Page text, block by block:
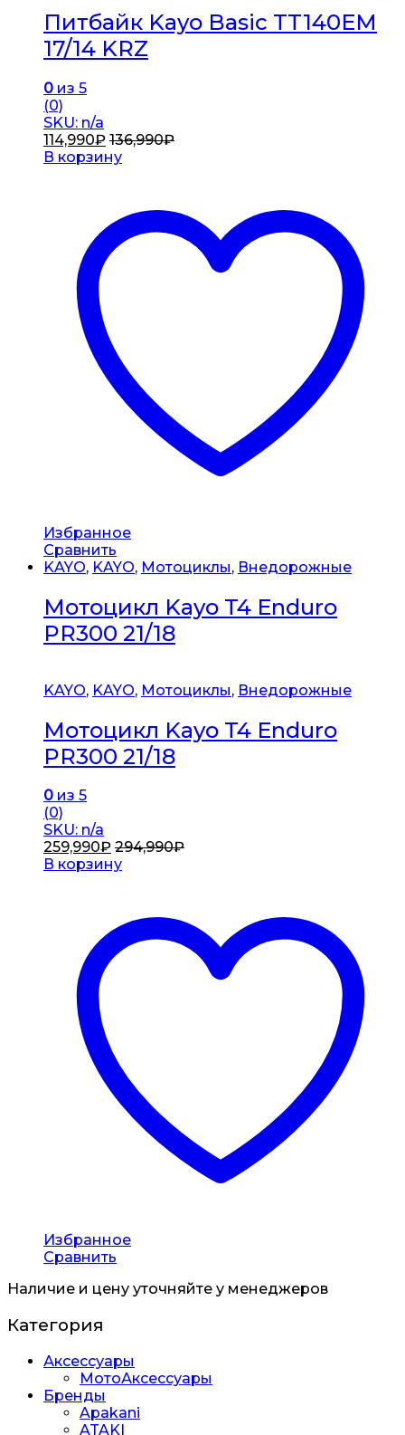
Питбайк Kayo Basic TT140EM
17/14 KRZ
0 из 5
(0)
SKU: n/a
114,990₽ 136,990₽
В корзину
Избранное
Сравнить
KAYO, KAYO, Мотоциклы, Внедорожные
Мотоцикл Kayo T4 Enduro
PR300 21/18
KAYO, KAYO, Мотоциклы, Внедорожные
Мотоцикл Kayo T4 Enduro
PR300 21/18
0 из 5
(0)
SKU: n/a
259,990₽ 294,990₽
В корзину
Избранное
Сравнить
Наличие и цену уточняйте у менеджеров
Категория
Аксессуары
МотоАксессуары
Бренды
Apakani
ATAKI